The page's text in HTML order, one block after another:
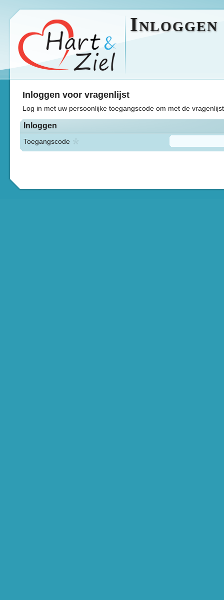
Inloggen
Inloggen voor vragenlijst
Log in met uw persoonlijke toegangscode om met de
Inloggen
Toegangscode